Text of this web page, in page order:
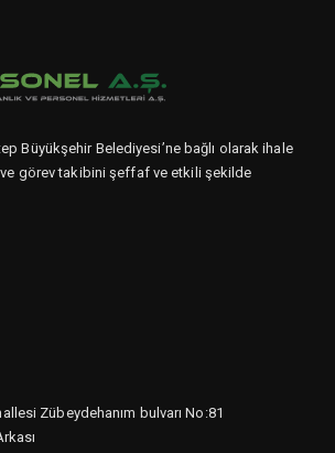
Büyükşehir Belediyesi’ne bağlı olarak ihale
ve görev takibini şeffaf ve etkili şekilde
Zübeydehanım bulvarı No:81